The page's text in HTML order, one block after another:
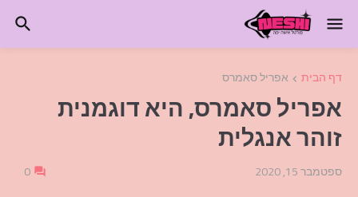
דף הבית אפריל סאמרס
אפריל סאמרס, היא דוגמנית
זוהר אנגלית
ספטמבר 15, 2020 0